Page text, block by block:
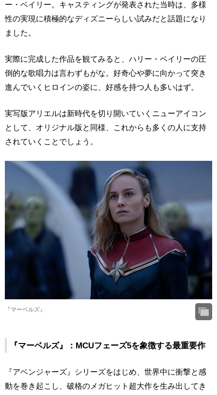
ー・ベイリー。キャスティングが発表された当時は、多様
性の実現に積極的なディズニーらしい試みだと話題になり
ました。
実際に完成した作品を観てみると、ハリー・ベイリーの圧
倒的な歌唱力は言わずもがな。好奇心や夢に向かって突き
進んでいくヒロインの姿に、好感を持つ人も多いはず。
実写版アリエルは新時代を切り開いていくニューアイコン
として、オリジナル版と同様、これからも多くの人に支持
されていくことでしょう。
『マーベルズ』
『マーベルズ』：MCUフェーズ5を象徴する最重要作
『アベンジャーズ』シリーズをはじめ、世界中に衝撃と感
動を巻き起こし、破格のメガヒット超大作を生み出してき